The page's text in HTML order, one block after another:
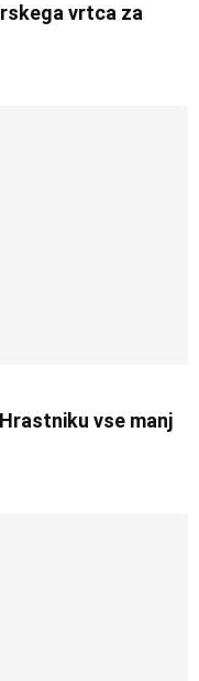
vrtca za
vse manj